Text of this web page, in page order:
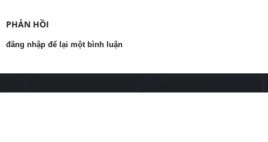
PHẢN HỒI
đăng nhập để lại một bình luận